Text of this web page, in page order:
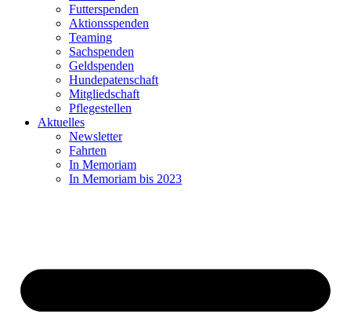
Futterspenden
Aktionsspenden
Teaming
Sachspenden
Geldspenden
Hundepatenschaft
Mitgliedschaft
Pflegestellen
Aktuelles
Newsletter
Fahrten
In Memoriam
In Memoriam bis 2023